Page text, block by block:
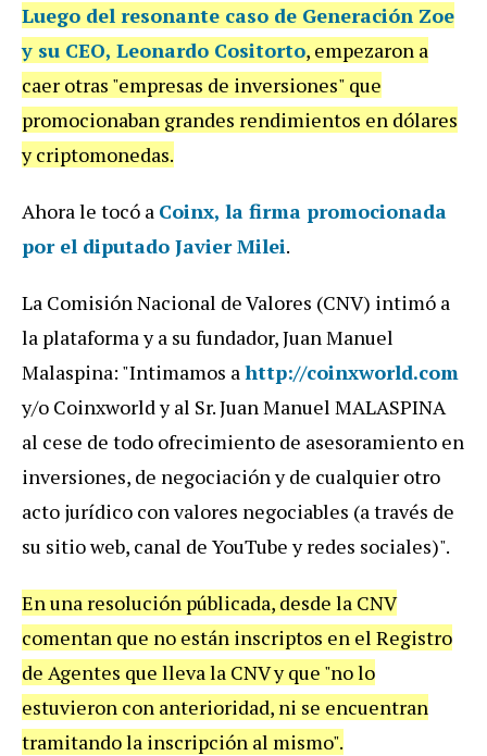
Luego del resonante caso de Generación Zoe
y su CEO, Leonardo Cositorto, empezaron a
caer otras "empresas de inversiones" que
promocionaban grandes rendimientos en dólares
y criptomonedas.
Ahora le tocó a Coinx, la firma promocionada
por el diputado Javier Milei.
La Comisión Nacional de Valores (CNV) intimó a
la plataforma y a su fundador, Juan Manuel
Malaspina: "Intimamos ahttp://coinxworld.com
y/o Coinxworld y al Sr. Juan Manuel MALASPINA
al cese de todo ofrecimiento de asesoramiento en
inversiones, de negociación y de cualquier otro
acto jurídico con valores negociables (a través de
su sitio web, canal de YouTube y redes sociales)".
En una resolución públicada, desde la CNV
comentan que no están inscriptos en el Registro
de Agentes que lleva la CNV y que "no lo
estuvieron con anterioridad, ni se encuentran
tramitando la inscripción al mismo".